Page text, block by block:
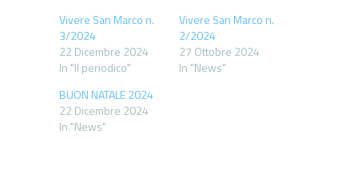
Vivere San Marco n.
3/2024
22 Dicembre 2024
In "Il periodico"
Vivere San Marco n.
2/2024
27 Ottobre 2024
In "News"
BUON NATALE 2024
22 Dicembre 2024
In "News"